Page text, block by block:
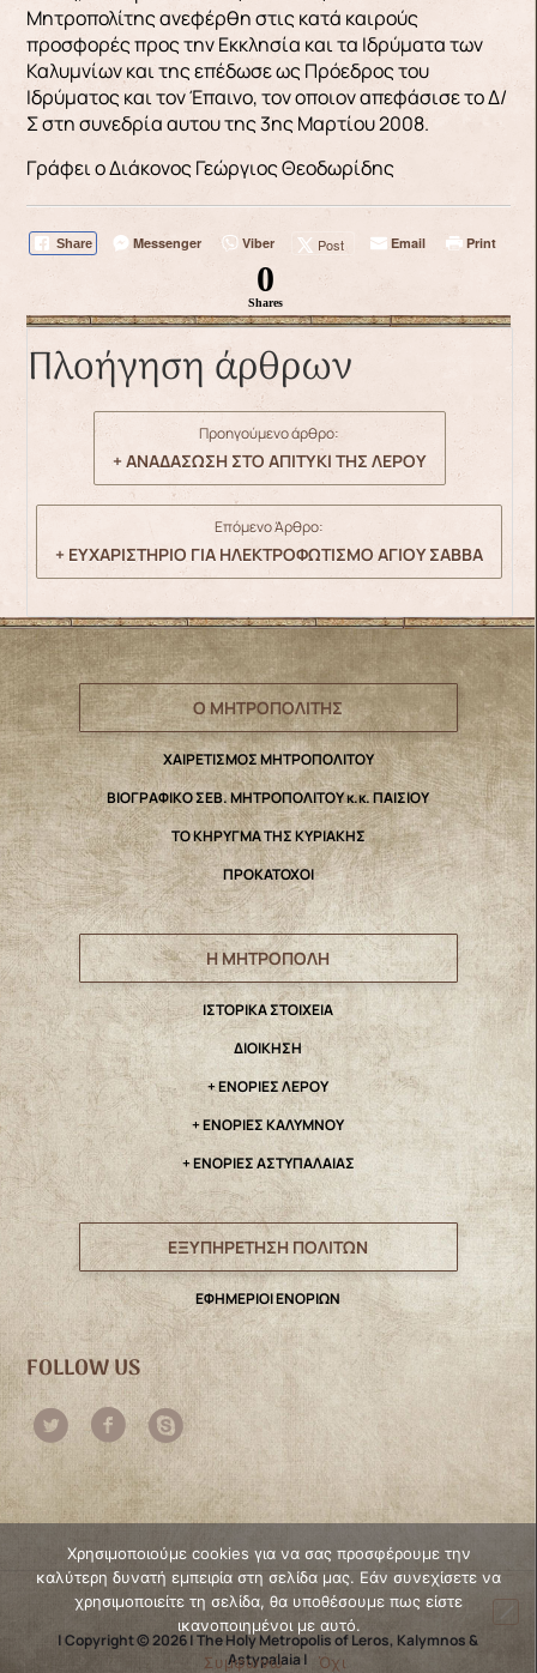
Μητροπολίτης ανεφέρθη στις κατά καιρούς
προσφορές προς την Εκκλησία και τα Ιδρύματα των
Καλυμνίων και της επέδωσε ως Πρόεδρος του
Ιδρύματος και τον Έπαινο, τον οποιον απεφάσισε το Δ/
Σ στη συνεδρία αυτου της 3ης Μαρτίου 2008.
Γράφει ο Διάκονος Γεώργιος Θεοδωρίδης
Share Messenger Viber Post Email Print
0
Shares
Πλοήγηση άρθρων
Προηγούμενο άρθρο:
+ ΑΝΑΔΑΣΩΣΗ ΣΤΟ ΑΠΙΤΥΚΙ ΤΗΣ ΛΕΡΟΥ
Επόμενο Άρθρο:
+ ΕΥΧΑΡΙΣΤΗΡΙΟ ΓΙΑ ΗΛΕΚΤΡΟΦΩΤΙΣΜΟ ΑΓΙΟΥ ΣΑΒΒΑ
Ο ΜΗΤΡΟΠΟΛΙΤΗΣ
ΧΑΙΡΕΤΙΣΜΟΣ ΜΗΤΡΟΠΟΛΙΤΟΥ
ΒΙΟΓΡΑΦΙΚΟ ΣΕΒ. ΜΗΤΡΟΠΟΛΙΤΟΥ κ.κ. ΠΑΙΣΙΟΥ
ΤΟ ΚΗΡΥΓΜΑ ΤΗΣ ΚΥΡΙΑΚΗΣ
ΠΡΟΚΑΤΟΧΟΙ
Η ΜΗΤΡΟΠΟΛΗ
IΣΤΟΡΙΚΑ ΣΤΟΙΧΕΙΑ
ΔΙΟΙΚΗΣΗ
+ ΕΝΟΡΙΕΣ ΛΕΡΟΥ
+ ΕΝΟΡΙΕΣ ΚΑΛΥΜΝΟΥ
+ ΕΝΟΡΙΕΣ ΑΣΤΥΠΑΛΑΙΑΣ
ΕΞΥΠΗΡΕΤΗΣΗ ΠΟΛΙΤΩΝ
ΕΦΗΜΕΡΙΟΙ ΕΝΟΡΙΩΝ
FOLLOW US
| Copyright © 2026 | The Holy Metropolis of Leros, Kalymnos &
Astypalaia |
Χρησιμοποιούμε cookies για να σας προσφέρουμε την
καλύτερη δυνατή εμπειρία στη σελίδα μας. Εάν συνεχίσετε να
χρησιμοποιείτε τη σελίδα, θα υποθέσουμε πως είστε
ικανοποιημένοι με αυτό.
Συμφωνώ
Όχι